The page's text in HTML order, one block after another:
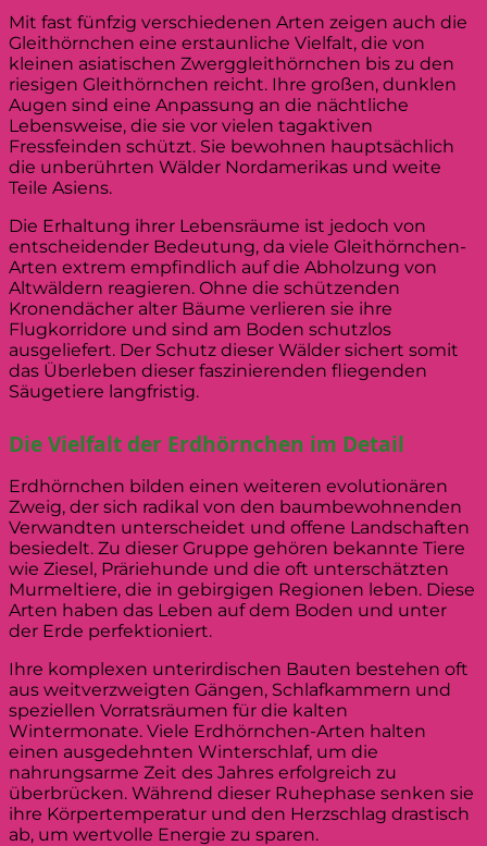
Mit fast fünfzig verschiedenen Arten zeigen auch die
Gleithörnchen eine erstaunliche Vielfalt, die von
kleinen asiatischen Zwerggleithörnchen bis zu den
riesigen Gleithörnchen reicht. Ihre großen, dunklen
Augen sind eine Anpassung an die nächtliche
Lebensweise, die sie vor vielen tagaktiven
Fressfeinden schützt. Sie bewohnen hauptsächlich
die unberührten Wälder Nordamerikas und weite
Teile Asiens.
Die Erhaltung ihrer Lebensräume ist jedoch von
entscheidender Bedeutung, da viele Gleithörnchen-
Arten extrem empfindlich auf die Abholzung von
Altwäldern reagieren. Ohne die schützenden
Kronendächer alter Bäume verlieren sie ihre
Flugkorridore und sind am Boden schutzlos
ausgeliefert. Der Schutz dieser Wälder sichert somit
das Überleben dieser faszinierenden fliegenden
Säugetiere langfristig.
Die Vielfalt der Erdhörnchen im Detail
Erdhörnchen bilden einen weiteren evolutionären
Zweig, der sich radikal von den baumbewohnenden
Verwandten unterscheidet und offene Landschaften
besiedelt. Zu dieser Gruppe gehören bekannte Tiere
wie Ziesel, Präriehunde und die oft unterschätzten
Murmeltiere, die in gebirgigen Regionen leben. Diese
Arten haben das Leben auf dem Boden und unter
der Erde perfektioniert.
Ihre komplexen unterirdischen Bauten bestehen oft
aus weitverzweigten Gängen, Schlafkammern und
speziellen Vorratsräumen für die kalten
Wintermonate. Viele Erdhörnchen-Arten halten
einen ausgedehnten Winterschlaf, um die
nahrungsarme Zeit des Jahres erfolgreich zu
überbrücken. Während dieser Ruhephase senken sie
ihre Körpertemperatur und den Herzschlag drastisch
ab, um wertvolle Energie zu sparen.